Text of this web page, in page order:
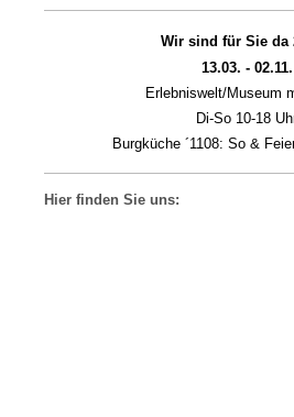
Wir sind für Sie da
13.03. - 02.11.
Erlebniswelt/Museum
Di-So 10-18
Burgküche ´1108: So &
Hier finden Sie uns: